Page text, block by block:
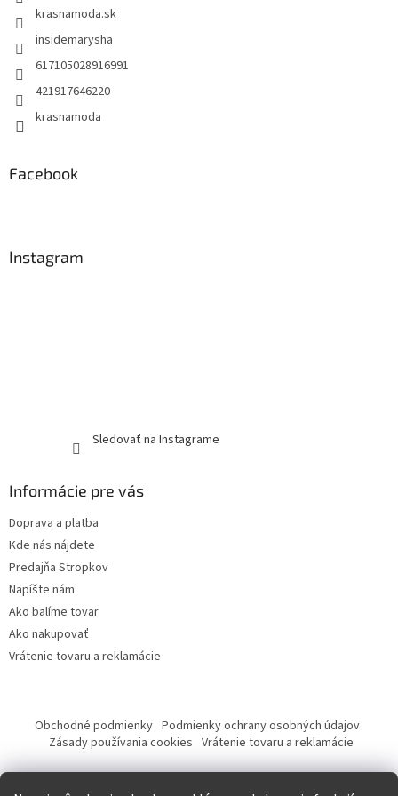
krasnamoda.sk
insidemarysha
617105028916991
421917646220
krasnamoda
Facebook
Instagram
Sledovať na Instagrame
Informácie pre vás
Doprava a platba
Kde nás nájdete
Predajňa Stropkov
Napíšte nám
Ako balíme tovar
Ako nakupovať
Vrátenie tovaru a reklamácie
Obchodné podmienky Podmienky ochrany osobných údajov
Zásady používania cookies Vrátenie tovaru a reklamácie
Tvorba eshopu a SEO optimalizácia